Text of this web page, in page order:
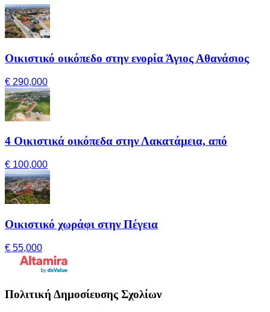
Οικιστικό οικόπεδο στην ενορία Άγιος Αθανάσιος
€ 290,000
4 Οικιστικά οικόπεδα στην Λακατάμεια, από
€ 100,000
Οικιστικό χωράφι στην Πέγεια
€ 55,000
Πολιτική Δημοσίευσης Σχολίων